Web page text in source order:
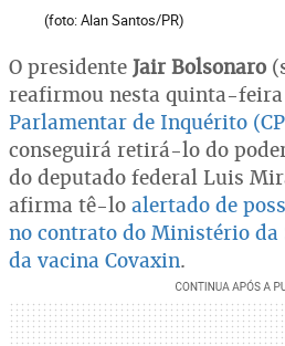
(foto: Alan Santos/PR)
O presidente Jair Bolsonaro
reafirmou nesta quinta-feira
Parlamentar de Inquérito
conseguirá retirá-lo do
do deputado federal Luis
afirma tê-lo alertado de
no contrato do Ministério da
da vacina Covaxin.